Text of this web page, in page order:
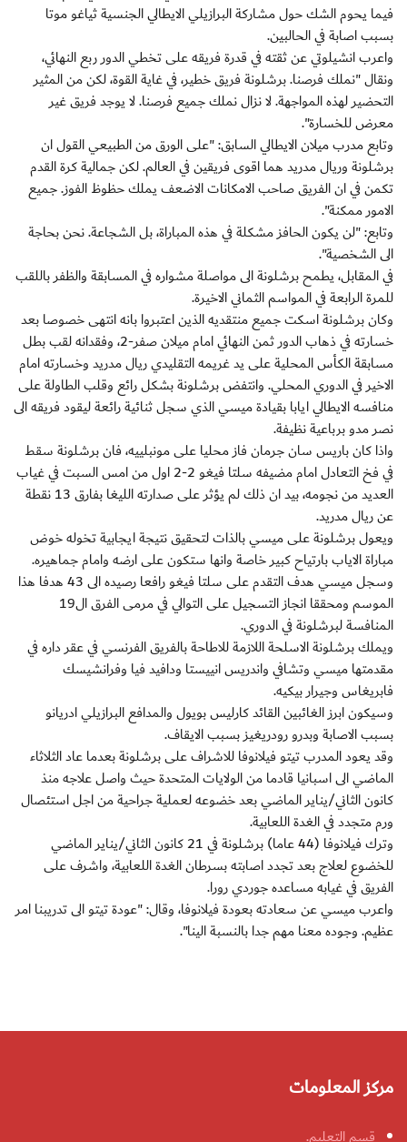
فيما يحوم الشك حول مشاركة البرازيلي الايطالي الجنسية ثياغو موتا
بسبب اصابة في الحالبين.
واعرب انشيلوتي عن ثقته في قدرة فريقه على تخطي الدور ربع النهائي،
ونقال "نملك فرصنا. برشلونة فريق خطير، في غاية القوة، لكن من المثير
التحضير لهذه المواجهة. لا نزال نملك جميع فرصنا. لا يوجد فريق غير
معرض للخسارة".
وتابع مدرب ميلان الايطالي السابق: "على الورق من الطبيعي القول ان
برشلونة وريال مدريد هما اقوى فريقين في العالم. لكن جمالية كرة القدم
تكمن في ان الفريق صاحب الامكانات الاضعف يملك حظوظ الفوز. جميع
الامور ممكنة".
وتابع: "لن يكون الحافز مشكلة في هذه المباراة، بل الشجاعة. نحن بحاجة
الى الشخصية".
في المقابل، يطمح برشلونة الى مواصلة مشواره في المسابقة والظفر باللقب
للمرة الرابعة في المواسم الثماني الاخيرة.
وكان برشلونة اسكت جميع منتقديه الذين اعتبروا بانه انتهى خصوصا بعد
خسارته في ذهاب الدور ثمن النهائي امام ميلان صفر-2، وفقدانه لقب بطل
مسابقة الكأس المحلية على يد غريمه التقليدي ريال مدريد وخسارته امام
الاخير في الدوري المحلي. وانتفض برشلونة بشكل رائع وقلب الطاولة على
منافسه الايطالي ايابا بقيادة ميسي الذي سجل ثنائية رائعة ليقود فريقه الى
نصر مدو برباعية نظيفة.
واذا كان باريس سان جرمان فاز محليا على مونبلييه، فان برشلونة سقط
في فخ التعادل امام مضيفه سلتا فيغو 2-2 اول من امس السبت في غياب
العديد من نجومه، بيد ان ذلك لم يؤثر على صدارته الليغا بفارق 13 نقطة
عن ريال مدريد.
ويعول برشلونة على ميسي بالذات لتحقيق نتيجة ايجابية تخوله خوض
مباراة الاياب بارتياح كبير خاصة وانها ستكون على ارضه وامام جماهيره.
وسجل ميسي هدف التقدم على سلتا فيغو رافعا رصيده الى 43 هدفا هذا
الموسم ومحققا انجاز التسجيل على التوالي في مرمى الفرق ال19
المنافسة لبرشلونة في الدوري.
ويملك برشلونة الاسلحة اللازمة للاطاحة بالفريق الفرنسي في عقر داره في
مقدمتها ميسي وتشافي واندريس انييستا ودافيد فيا وفرانشيسك
فابريغاس وجيرار بيكيه.
وسيكون ابرز الغائبين القائد كارليس بويول والمدافع البرازيلي ادريانو
بسبب الاصابة وبدرو رودريغيز بسبب الايقاف.
وقد يعود المدرب تيتو فيلانوفا للاشراف على برشلونة بعدما عاد الثلاثاء
الماضي الى اسبانيا قادما من الولايات المتحدة حيث واصل علاجه منذ
كانون الثاني/يناير الماضي بعد خضوعه لعملية جراحية من اجل استئصال
ورم متجدد في الغدة اللعابية.
وترك فيلانوفا (44 عاما) برشلونة في 21 كانون الثاني/يناير الماضي
للخضوع لعلاج بعد تجدد اصابته بسرطان الغدة اللعابية، واشرف على
الفريق في غيابه مساعده جوردي رورا.
واعرب ميسي عن سعادته بعودة فيلانوفا، وقال: "عودة تيتو الى تدريبنا امر
عظيم. وجوده معنا مهم جدا بالنسبة الينا".
مركز المعلومات
قسم التعليم.